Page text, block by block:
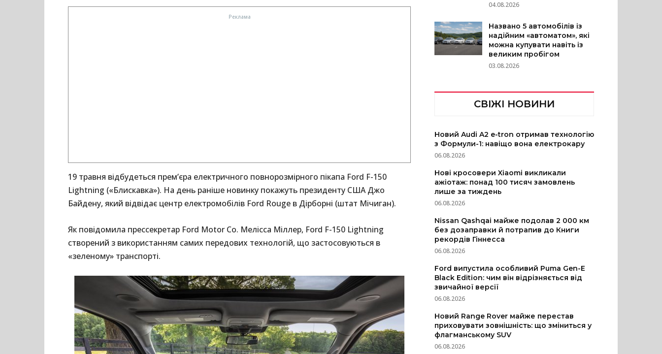
19 травня відбудеться прем’єра електричного повнорозмірного пікапа Ford F-150
Lightning («Блискавка»). На день раніше новинку покажуть президенту США Джо
Байдену, який відвідає центр електромобілів Ford Rouge в Дірборні (штат Мічиган).
Як повідомила прессекретар Ford Motor Co. Мелісса Міллер, Ford F-150 Lightning
створений з використанням самих передових технологій, що застосовуються в
«зеленому» транспорті.
04.08.2026
Названо 5 автомобілів із
надійним «автоматом», які
можна купувати навіть із
великим пробігом
03.08.2026
СВІЖІ НОВИНИ
Новий Audi A2 e-tron отримав технологію
з Формули-1: навіщо вона електрокару
06.08.2026
Нові кросовери Xiaomi викликали
ажіотаж: понад 100 тисяч замовлень
лише за тиждень
06.08.2026
Nissan Qashqai майже подолав 2 000 км
без дозаправки й потрапив до Книги
рекордів Гіннесса
06.08.2026
Ford випустила особливий Puma Gen-E
Black Edition: чим він відрізняється від
звичайної версії
06.08.2026
Новий Range Rover майже перестав
приховувати зовнішність: що зміниться у
флагманському SUV
06.08.2026